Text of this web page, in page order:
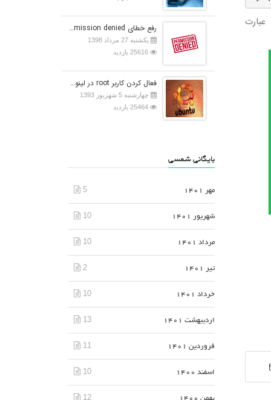
رفع خطای Permission denied در اوبونتو
یکشنبه 27 مرداد 1398
25616 بازدید
فعال کردن کاربر root در لینوکس اوبونتو
چهارشنبه 5 شهریور 1393
25464 بازدید
بایگانی شمسی
مهر 1401 5
شهریور 1401 10
مرداد 1401 10
تیر 1401 2
خرداد 1401 10
اردیبهشت 1401 13
فروردین 1401 11
اسفند 1400 10
12